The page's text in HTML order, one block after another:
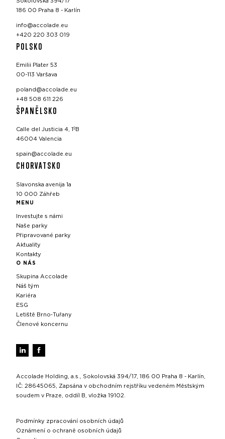
186 00 Praha 8 - Karlín
info@accolade.eu
+420 220 303 019
POLSKO
Emilii Plater 53
00-113 Varšava
poland@accolade.eu
+48 508 611 226
ŠPANĚLSKO
Calle del Justicia 4, 1ºB
46004 Valencia
spain@accolade.eu
CHORVATSKO
Slavonska avenija 1a
10 000 Záhřeb
MENU
Investujte s námi
Naše parky
Připravované parky
Aktuality
Kontakty
O NÁS
Skupina Accolade
Náš tým
Kariéra
ESG
Letiště Brno‑Tuřany
Členové koncernu
Accolade Holding, a.s., Sokolovská 394/17, 186 00 Praha 8 - Karlín,
IČ: 28645065, Zapsána v obchodním rejstříku vedeném Městským
soudem v Praze, oddíl B, vložka 19102.
Podmínky zpracování osobních údajů
Oznámení o ochraně osobních údajů